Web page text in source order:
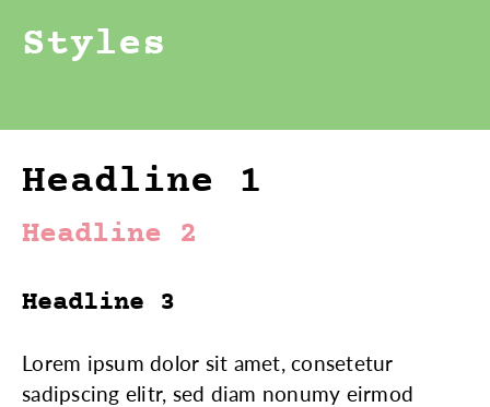
Styles
Headline 1
Headline 2
Headline 3
Lorem ipsum dolor sit amet, consetetur
sadipscing elitr, sed diam nonumy eirmod